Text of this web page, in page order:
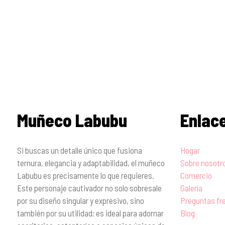
Muñeco Labubu
Si buscas un detalle único que fusiona
ternura, elegancia y adaptabilidad, el muñeco
Labubu es precisamente lo que requieres.
Este personaje cautivador no solo sobresale
por su diseño singular y expresivo, sino
también por su utilidad: es ideal para adornar
Hogar
Sobre
Comercio
Galería
Preguntas
Blog